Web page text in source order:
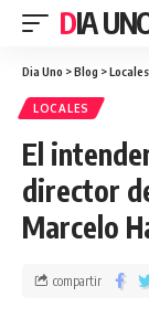
DIA
Dia Uno >Blog >Locales
LOCALES
El
director
Marcelo
compartir